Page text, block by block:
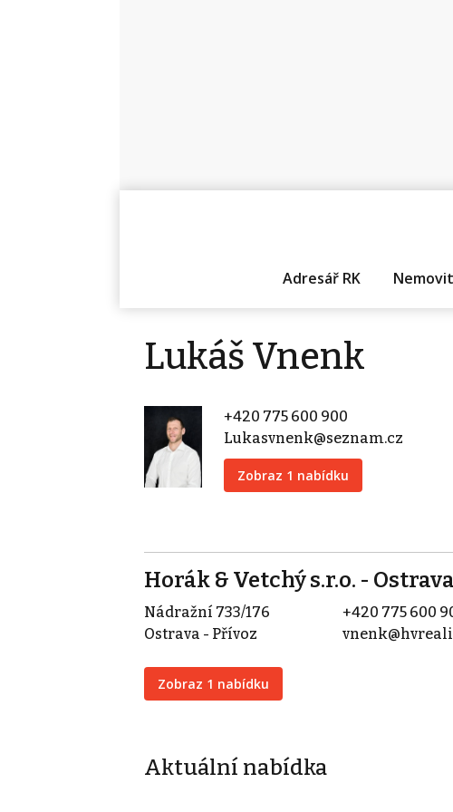
Adresář RK
Lukáš Vnenk
+420 775 600 900
Lukasvnenk@seznam.cz
Zobraz 1 nabídku
Horák & Vetchý s.r.o. - Ostrava
Nádražní 733/176
Ostrava - Přívoz
Zobraz 1 nabídku
+420 775 600
Aktuální nabídka